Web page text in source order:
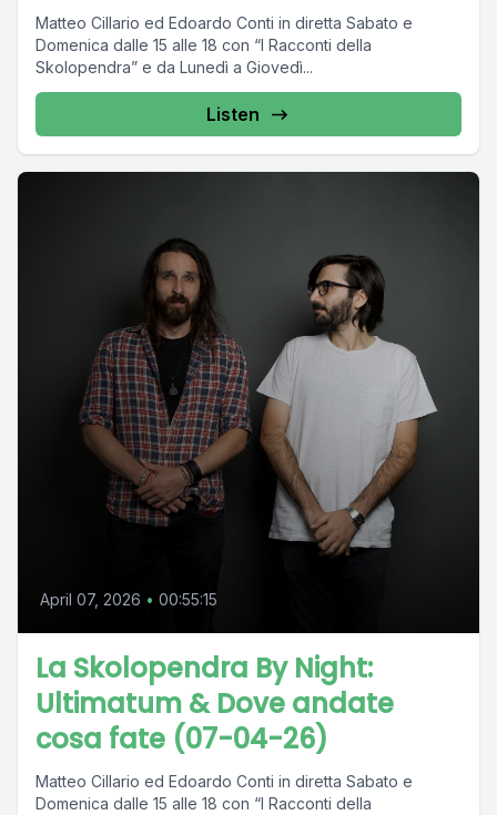
Matteo Cillario ed Edoardo Conti in diretta Sabato e
Domenica dalle 15 alle 18 con “I Racconti della
Skolopendra” e da Lunedì a Giovedì...
Listen
April 07, 2026 • 00:55:15
La Skolopendra By Night:
Ultimatum & Dove andate
cosa fate (07-04-26)
Matteo Cillario ed Edoardo Conti in diretta Sabato e
Domenica dalle 15 alle 18 con “I Racconti della